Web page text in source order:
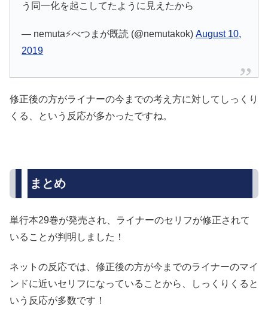
う同一化を起こしてたように見えたから
— nemuta⚡️べつまが既読 (@nemutakok)August 10,
2019
修正後の方がライナーの今までの考え方に対してしっくり
くる、という反応が多かったですね。
まとめ
単行本29巻が発売され、ライナーのセリフが修正されて
いることが判明しました！
ネットの反応では、修正後の方が今までのライナーのマイ
ンドに近いセリフになっていることから、しっくりくると
いう反応が多数です！